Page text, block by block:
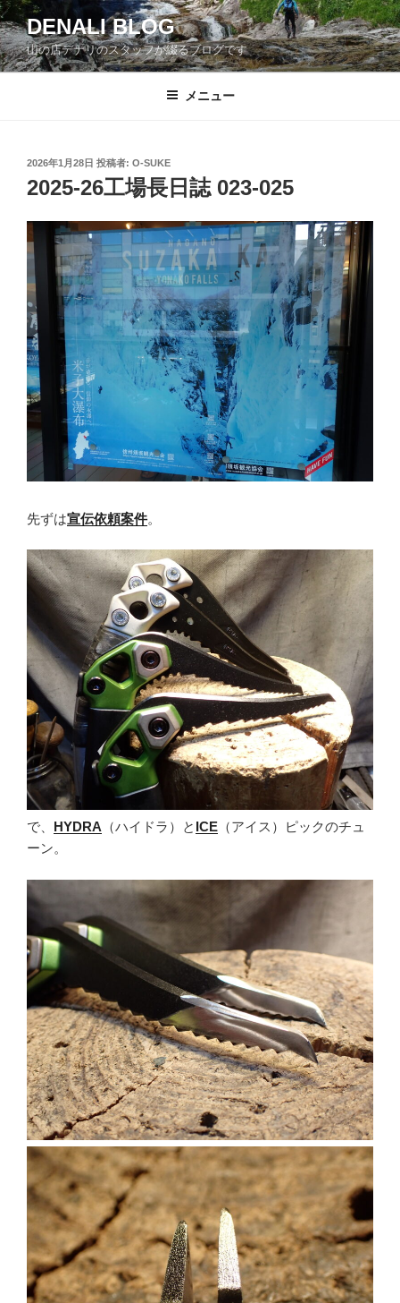
コ
ン
テ
ン
DENALI BLOG
山の店デナリのスタッフが綴るブログです
メニュー
投
稿
日:
2026年1月28日 投稿者: O-SUKE
2025-26工場長日誌 023-025
先ずは宣伝依頼案件。
で、 HYDRA （ハイドラ）と ICE （アイス）ピックのチュ
ーン。